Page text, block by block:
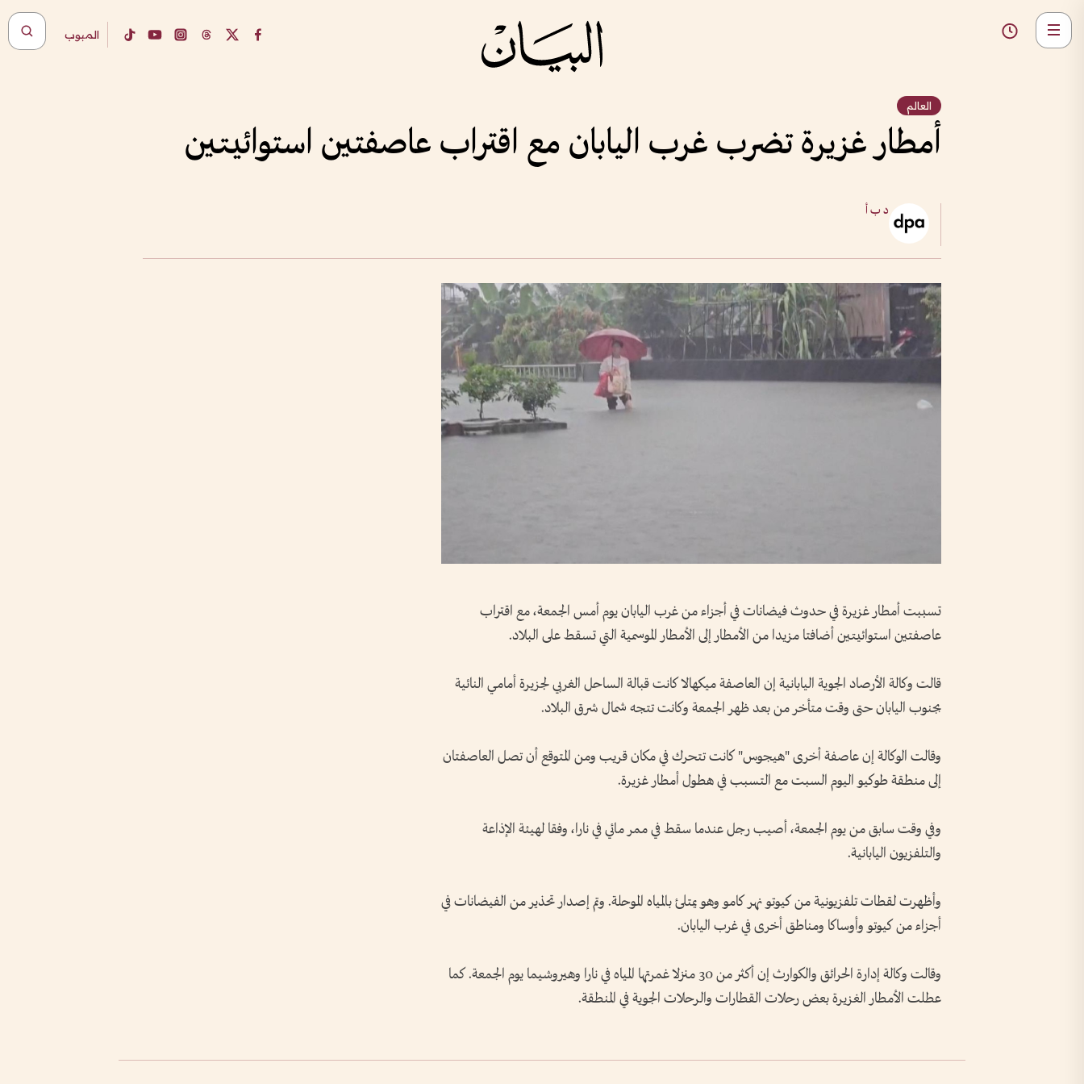
المبوب
العالم
أمطار غزيرة تضرب غرب اليابان مع اقتراب عاصفتين استوائيتين
د ب أ
تسببت أمطار غزيرة في حدوث فيضانات في أجزاء من غرب اليابان يوم أمس الجمعة، مع اقتراب
عاصفتين استوائيتين أضافتا مزيدا من الأمطار إلى الأمطار الموسمية التي تسقط على البلاد.
قالت وكالة الأرصاد الجوية اليابانية إن العاصفة ميكهالا كانت قبالة الساحل الغربي لجزيرة أمامي النائية
بجنوب اليابان حتى وقت متأخر من بعد ظهر الجمعة وكانت تتجه شمال شرق البلاد.
وقالت الوكالة إن عاصفة أخرى "هيجوس" كانت تتحرك في مكان قريب ومن المتوقع أن تصل العاصفتان
إلى منطقة طوكيو اليوم السبت مع التسبب في هطول أمطار غزيرة.
وفي وقت سابق من يوم الجمعة، أصيب رجل عندما سقط في ممر مائي في نارا، وفقا لهيئة الإذاعة
والتلفزيون اليابانية.
وأظهرت لقطات تلفزيونية من كيوتو نهر كامو وهو يمتلئ بالمياه الموحلة. وتم إصدار تحذير من الفيضانات في
أجزاء من كيوتو وأوساكا ومناطق أخرى في غرب اليابان.
وقالت وكالة إدارة الحرائق والكوارث إن أكثر من 30 منزلا غمرتها المياه في نارا وهيروشيما يوم الجمعة. كما
عطلت الأمطار الغزيرة بعض رحلات القطارات والرحلات الجوية في المنطقة.